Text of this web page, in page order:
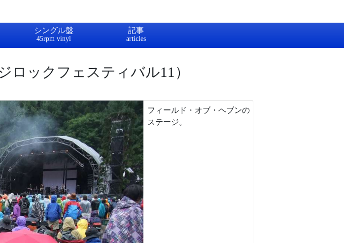
シングル盤 記事
ロックフェスティバル11）
フィールド・オブ・ヘブンの
ステージ。